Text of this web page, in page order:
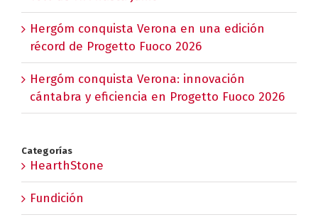
Hergóm conquista Verona en una edición
récord de Progetto Fuoco 2026
Hergóm conquista Verona: innovación
cántabra y eficiencia en Progetto Fuoco 2026
Categorías
HearthStone
Fundición